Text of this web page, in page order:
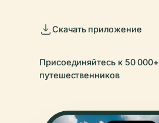
Скачать приложение
Присоединяйтесь к 50 000+
путешественников